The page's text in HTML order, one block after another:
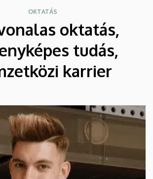
OKTATÁS
oktatás,
tudás,
karrier